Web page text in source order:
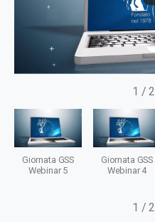
1 / 2
Giornata GSS
Webinar 5
Giornata GSS
Webinar 4
1 / 2